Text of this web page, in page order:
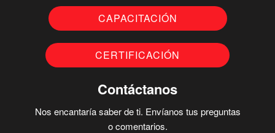
CAPACITACIÓN
CERTIFICACIÓN
Contáctanos
Nos encantaría saber de ti. Envíanos tus preguntas
o comentarios.